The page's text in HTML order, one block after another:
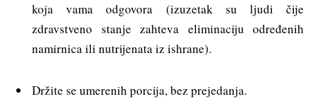
koja vama odgovora (izuzetak su ljudi čije
zdravstveno stanje zahteva eliminaciju određenih
namirnica ili nutrijenata iz ishrane).
Držite se umerenih porcija, bez prejedanja.